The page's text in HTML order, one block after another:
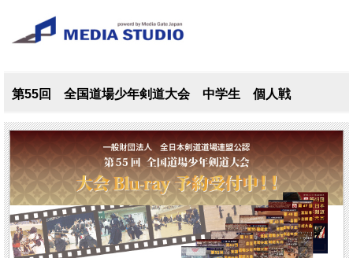
第55回 全国道場少年剣道大会 中学生 個人戦